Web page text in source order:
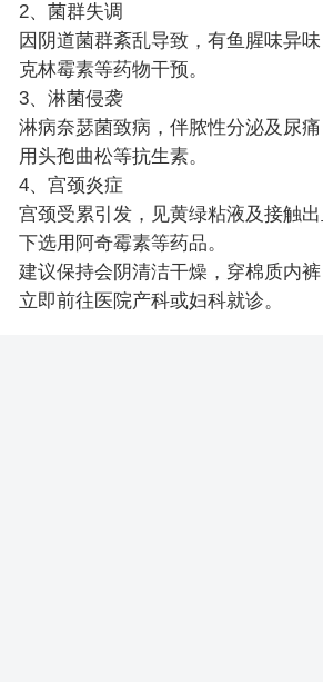
2、菌群失调
因阴道菌群紊乱导致，有鱼腥味异
克林霉素等药物干预。
3、淋菌侵袭
淋病奈瑟菌致病，伴脓性分泌及尿
用头孢曲松等抗生素。
4、宫颈炎症
宫颈受累引发，见黄绿粘液及接触
下选用阿奇霉素等药品。
建议保持会阴清洁干燥，穿棉质内裤
立即前往医院产科或妇科就诊。